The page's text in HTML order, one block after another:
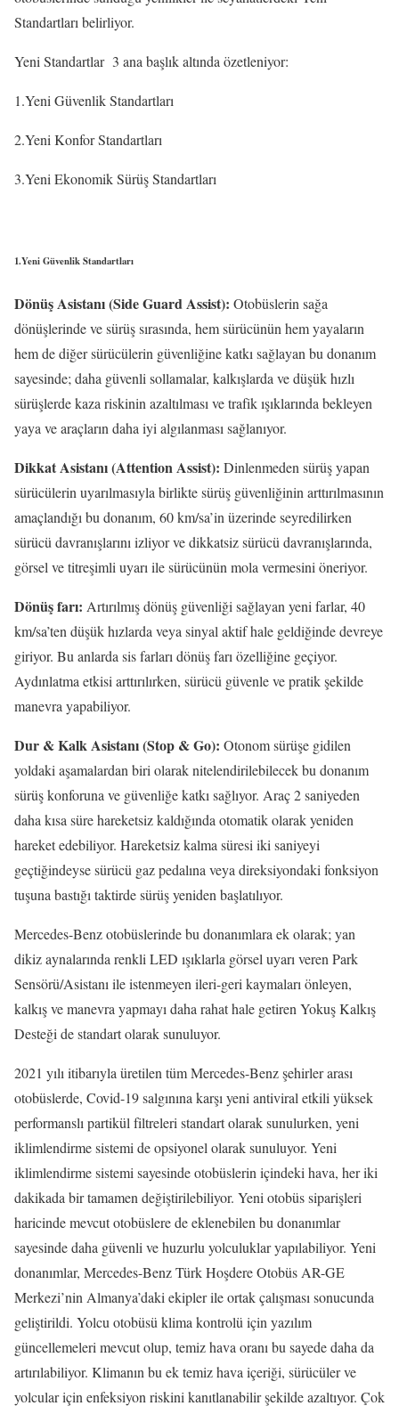
Standartları belirliyor.
Yeni Standartlar 3 ana başlık altında özetleniyor:
1.Yeni Güvenlik Standartları
2.Yeni Konfor Standartları
3.Yeni Ekonomik Sürüş Standartları
1.Yeni Güvenlik Standartları
Dönüş Asistanı (Side Guard Assist): Otobüslerin sağa
dönüşlerinde ve sürüş sırasında, hem sürücünün hem yayaların
hem de diğer sürücülerin güvenliğine katkı sağlayan bu donanım
sayesinde; daha güvenli sollamalar, kalkışlarda ve düşük hızlı
sürüşlerde kaza riskinin azaltılması ve trafik ışıklarında bekleyen
yaya ve araçların daha iyi algılanması sağlanıyor.
Dikkat Asistanı (Attention Assist): Dinlenmeden sürüş yapan
sürücülerin uyarılmasıyla birlikte sürüş güvenliğinin arttırılmasının
amaçlandığı bu donanım, 60 km/sa’in üzerinde seyredilirken
sürücü davranışlarını izliyor ve dikkatsiz sürücü davranışlarında,
görsel ve titreşimli uyarı ile sürücünün mola vermesini öneriyor.
Dönüş farı: Artırılmış dönüş güvenliği sağlayan yeni farlar, 40
km/sa’ten düşük hızlarda veya sinyal aktif hale geldiğinde devreye
giriyor. Bu anlarda sis farları dönüş farı özelliğine geçiyor.
Aydınlatma etkisi arttırılırken, sürücü güvenle ve pratik şekilde
manevra yapabiliyor.
Dur & Kalk Asistanı (Stop & Go): Otonom sürüşe gidilen
yoldaki aşamalardan biri olarak nitelendirilebilecek bu donanım
sürüş konforuna ve güvenliğe katkı sağlıyor. Araç 2 saniyeden
daha kısa süre hareketsiz kaldığında otomatik olarak yeniden
hareket edebiliyor. Hareketsiz kalma süresi iki saniyeyi
geçtiğindeyse sürücü gaz pedalına veya direksiyondaki fonksiyon
tuşuna bastığı taktirde sürüş yeniden başlatılıyor.
Mercedes-Benz otobüslerinde bu donanımlara ek olarak; yan
dikiz aynalarında renkli LED ışıklarla görsel uyarı veren Park
Sensörü/Asistanı ile istenmeyen ileri-geri kaymaları önleyen,
kalkış ve manevra yapmayı daha rahat hale getiren Yokuş Kalkış
Desteği de standart olarak sunuluyor.
2021 yılı itibarıyla üretilen tüm Mercedes-Benz şehirler arası
otobüslerde, Covid-19 salgınına karşı yeni antiviral etkili yüksek
performanslı partikül filtreleri standart olarak sunulurken, yeni
iklimlendirme sistemi de opsiyonel olarak sunuluyor. Yeni
iklimlendirme sistemi sayesinde otobüslerin içindeki hava, her iki
dakikada bir tamamen değiştirilebiliyor. Yeni otobüs siparişleri
haricinde mevcut otobüslere de eklenebilen bu donanımlar
sayesinde daha güvenli ve huzurlu yolculuklar yapılabiliyor. Yeni
donanımlar, Mercedes-Benz Türk Hoşdere Otobüs AR-GE
Merkezi’nin Almanya’daki ekipler ile ortak çalışması sonucunda
geliştirildi. Yolcu otobüsü klima kontrolü için yazılım
güncellemeleri mevcut olup, temiz hava oranı bu sayede daha da
artırılabiliyor. Klimanın bu ek temiz hava içeriği, sürücüler ve
yolcular için enfeksiyon riskini kanıtlanabilir şekilde azaltıyor. Çok